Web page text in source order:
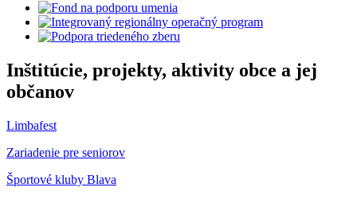
Inštitúcie, projekty, aktivity obce a jej
občanov
Limbafest
Zariadenie pre seniorov
Športové kluby Blava